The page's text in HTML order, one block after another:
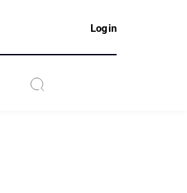
Login